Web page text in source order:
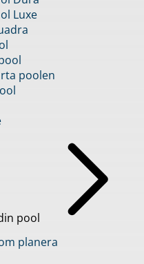
Luxe
poolen
pool
planera